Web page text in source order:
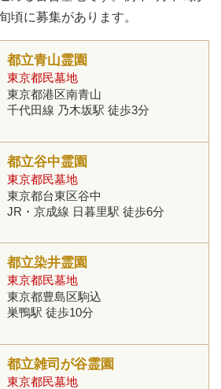
頃に募集があります。
都立青山霊園
東京都民墓地
東京都港区南青山
千代田線 乃木坂駅 徒歩3分
都立谷中霊園
東京都民墓地
東京都台東区谷中
JR・京成線 日暮里駅 徒歩6分
都立染井霊園
東京都民墓地
東京都豊島区駒込
巣鴨駅 徒歩10分
都立雑司が谷霊園
東京都民墓地